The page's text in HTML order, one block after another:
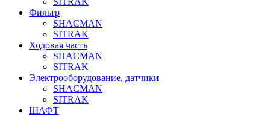
Фильтр
SHACMAN
SITRAK
Ходовая часть
SHACMAN
SITRAK
Электрооборудование, датчики
SHACMAN
SITRAK
ШАФТ